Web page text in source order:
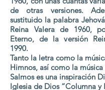
de otras versiones.
sustituido la palabra
Reina Valera de 1960,
Eterno, de la versión
1990.
Tanto la letra como la
Himnos, así como la
Salmos es una inspiración
Iglesia de Dios “Columna y